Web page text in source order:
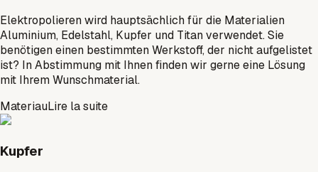
Elektropolieren wird hauptsächlich für die Materialien
Aluminium, Edelstahl, Kupfer und Titan verwendet. Sie
benötigen einen bestimmten Werkstoff, der nicht aufgelistet
ist? In Abstimmung mit Ihnen finden wir gerne eine Lösung
mit Ihrem Wunschmaterial.
MateriauLire la suite
Kupfer